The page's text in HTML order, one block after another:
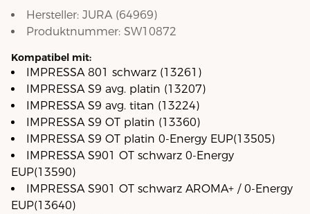
Hersteller: JURA(64969)
Produktnummer: SW10872
Kompatibel mit:
IMPRESSA 801 schwarz (13261)
IMPRESSA S9 avg. platin (13207)
IMPRESSA S9 avg. titan (13224)
IMPRESSA S9 OT platin (13360)
IMPRESSA S9 OT platin 0-Energy EUP(13505)
IMPRESSA S901 OT schwarz 0-Energy
EUP(13590)
IMPRESSA S901 OT schwarz AROMA+ / 0-Energy
EUP(13640)